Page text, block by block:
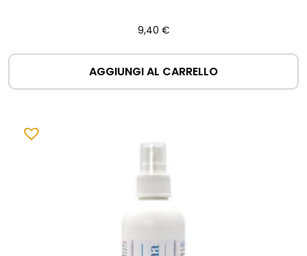
9,40 €
AGGIUNGI AL CARRELLO